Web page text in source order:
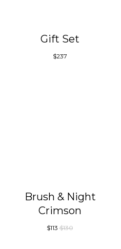
Gift Set
$237
Brush & Night
Crimson
$113 $130